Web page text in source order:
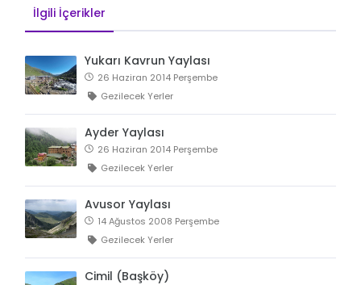
İlgili İçerikler
Yukarı Kavrun Yaylası
26 Haziran 2014 Perşembe
Gezilecek Yerler
Ayder Yaylası
26 Haziran 2014 Perşembe
Gezilecek Yerler
Avusor Yaylası
14 Ağustos 2008 Perşembe
Gezilecek Yerler
Cimil (Başköy)